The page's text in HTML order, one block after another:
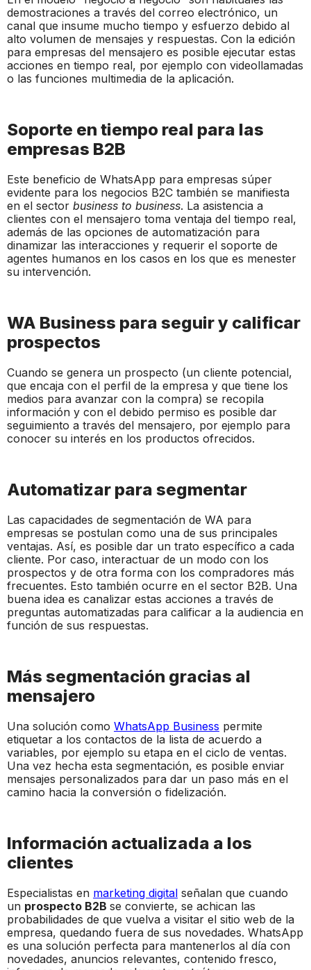
demostraciones a través del correo electrónico, un
canal que insume mucho tiempo y esfuerzo debido al
alto volumen de mensajes y respuestas. Con la edición
para empresas del mensajero es posible ejecutar estas
acciones en tiempo real, por ejemplo con videollamadas
o las funciones multimedia de la aplicación.
Soporte en tiempo real para las
empresas B2B
Este beneficio de WhatsApp para empresas súper
evidente para los negocios B2C también se manifiesta
en el sector business to business. La asistencia a
clientes con el mensajero toma ventaja del tiempo real,
además de las opciones de automatización para
dinamizar las interacciones y requerir el soporte de
agentes humanos en los casos en los que es menester
su intervención.
WA Business para seguir y calificar
prospectos
Cuando se genera un prospecto (un cliente potencial,
que encaja con el perfil de la empresa y que tiene los
medios para avanzar con la compra) se recopila
información y con el debido permiso es posible dar
seguimiento a través del mensajero, por ejemplo para
conocer su interés en los productos ofrecidos.
Automatizar para segmentar
Las capacidades de segmentación de WA para
empresas se postulan como una de sus principales
ventajas. Así, es posible dar un trato específico a cada
cliente. Por caso, interactuar de un modo con los
prospectos y de otra forma con los compradores más
frecuentes. Esto también ocurre en el sector B2B. Una
buena idea es canalizar estas acciones a través de
preguntas automatizadas para calificar a la audiencia en
función de sus respuestas.
Más segmentación gracias al
mensajero
Una solución como WhatsApp Business permite
etiquetar a los contactos de la lista de acuerdo a
variables, por ejemplo su etapa en el ciclo de ventas.
Una vez hecha esta segmentación, es posible enviar
mensajes personalizados para dar un paso más en el
camino hacia la conversión o fidelización.
Información actualizada a los
clientes
Especialistas en marketing digital señalan que cuando
un prospecto B2B se convierte, se achican las
probabilidades de que vuelva a visitar el sitio web de la
empresa, quedando fuera de sus novedades. WhatsApp
es una solución perfecta para mantenerlos al día con
novedades, anuncios relevantes, contenido fresco,